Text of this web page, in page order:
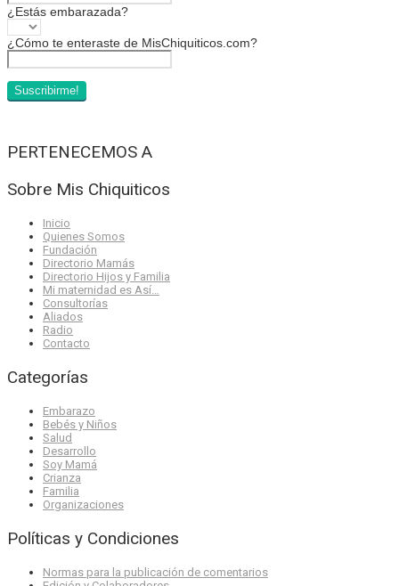
¿Estás embarazada?
¿Cómo te enteraste de MisChiquiticos.com?
PERTENECEMOS A
Sobre Mis Chiquiticos
Inicio
Quienes Somos
Fundación
Directorio Mamás
Directorio Hijos y Familia
Mi maternidad es Así…
Consultorías
Aliados
Radio
Contacto
Categorías
Embarazo
Bebés y Niños
Salud
Desarrollo
Soy Mamá
Crianza
Familia
Organizaciones
Políticas y Condiciones
Normas para la publicación de comentarios